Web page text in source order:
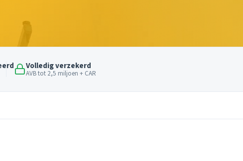
Volledig verzekerd
AVB tot 2,5 miljoen + CAR